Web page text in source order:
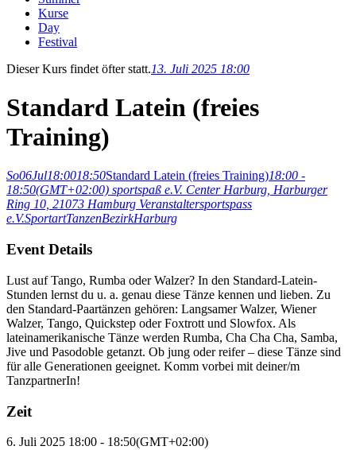
Kurse
Day
Festival
Dieser Kurs findet öfter statt.13. Juli 2025 18:00
Standard Latein (freies
Training)
So06Jul18:0018:50Standard Latein (freies Training)18:00 -
18:50(GMT+02:00) sportspaß e.V. Center Harburg, Harburger
Ring 10, 21073 Hamburg Veranstaltersportspass
e.V.SportartTanzenBezirkHarburg
Event Details
Lust auf Tango, Rumba oder Walzer? In den Standard-Latein-
Stunden lernst du u. a. genau diese Tänze kennen und lieben. Zu
den Standard-Paartänzen gehören: Langsamer Walzer, Wiener
Walzer, Tango, Quickstep oder Foxtrott und Slowfox. Als
lateinamerikanische Tänze werden Rumba, Cha Cha Cha, Samba,
Jive und Pasodoble getanzt. Ob jung oder reifer – diese Tänze sind
für alle Generationen geeignet. Komm vorbei mit deiner/m
TanzpartnerIn!
Zeit
6. Juli 2025 18:00 - 18:50(GMT+02:00)